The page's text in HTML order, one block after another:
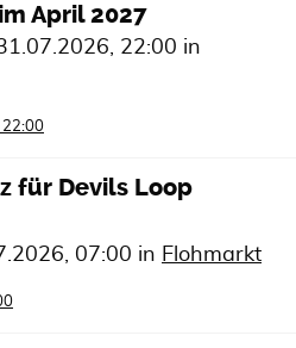
April 2027
22:00 in
22:00
für Devils Loop
07:00 in Flohmarkt